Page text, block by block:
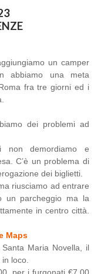
un camper
abbiamo una meta
fra tre giorni ed i
dei problemi ad
non demordiamo e
C’è un problema di
dei biglietti.
riusciamo ad entrare
un parcheggio ma la
in centro città.
Maps
Maria Novella, il
loco.